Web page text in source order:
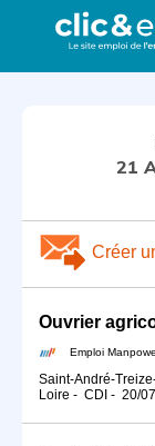
21
Créer
Ouvrier
Emploi
Saint-André-
Loire - CDI - 20/